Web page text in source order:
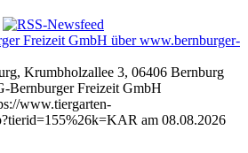
Krumbholzallee 3, 06406 Bernburg
Bernburger Freizeit GmbH
www.tiergarten-
am 08.08.2026